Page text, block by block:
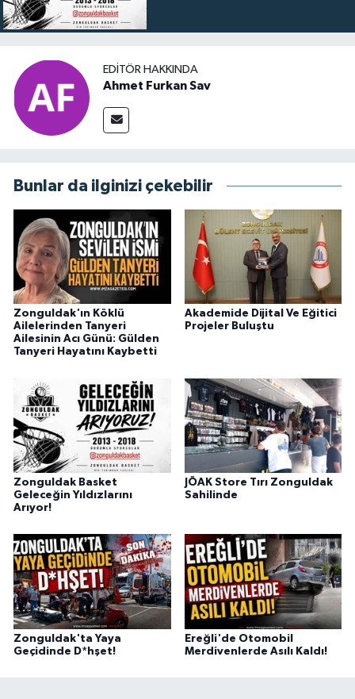
EDITÖR HAKKINDA
Ahmet Furkan Sav
Bunlar da ilginizi çekebilir
Zonguldak'ın Köklü
Ailelerinden Tanyeri
Ailesinin Acı Günü: Gülden
Tanyeri Hayatını Kaybetti
Akademide Dijital Ve Eğitici
Projeler Buluştu
Zonguldak Basket
Geleceğin Yıldızlarını
Arıyor!
JÖAK Store Tırı Zonguldak
Sahilinde
Zonguldak'ta Yaya
Geçidinde D*hşet!
Ereğli'de Otomobil
Merdivenlerde Asılı Kaldı!